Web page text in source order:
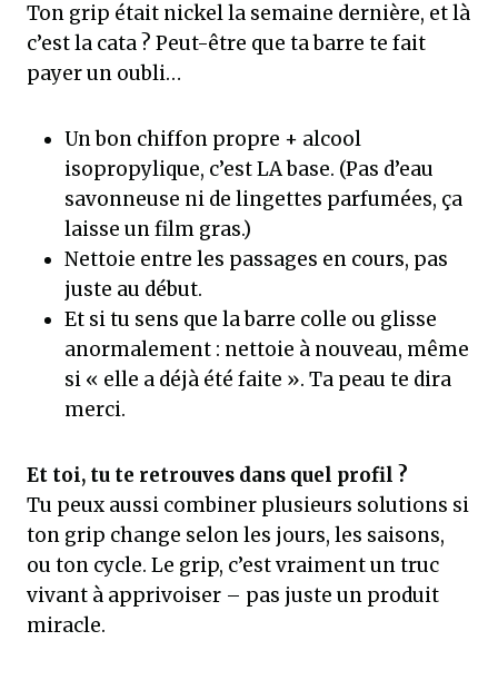
Ton grip était nickel la semaine dernière, et là
c’est la cata ? Peut-être que ta barre te fait
payer un oubli…
Un bon chiffon propre + alcool
isopropylique, c’est LA base. (Pas d’eau
savonneuse ni de lingettes parfumées, ça
laisse un film gras.)
Nettoie entre les passages en cours, pas
juste au début.
Et si tu sens que la barre colle ou glisse
anormalement : nettoie à nouveau, même
si « elle a déjà été faite ». Ta peau te dira
merci.
Et toi, tu te retrouves dans quel profil ?
Tu peux aussi combiner plusieurs solutions si
ton grip change selon les jours, les saisons,
ou ton cycle. Le grip, c’est vraiment un truc
vivant à apprivoiser – pas juste un produit
miracle.